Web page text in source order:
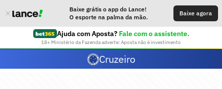
Baixe grátis o app do Lance!
O esporte na palma da mão.
Baixe agora
Ajuda com Aposta? Fale com o assistente.
18+ Ministério da Fazenda adverte: Aposta não é investimento
Cruzeiro